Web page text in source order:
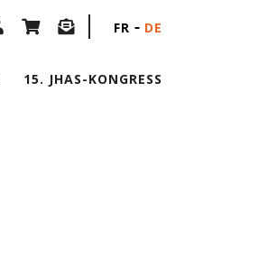
15. JHAS-KONGRESS
FR DE